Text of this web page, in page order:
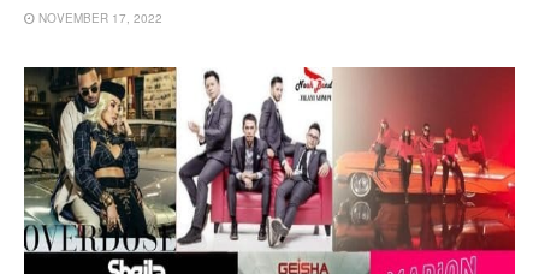
NOVEMBER 17, 2022